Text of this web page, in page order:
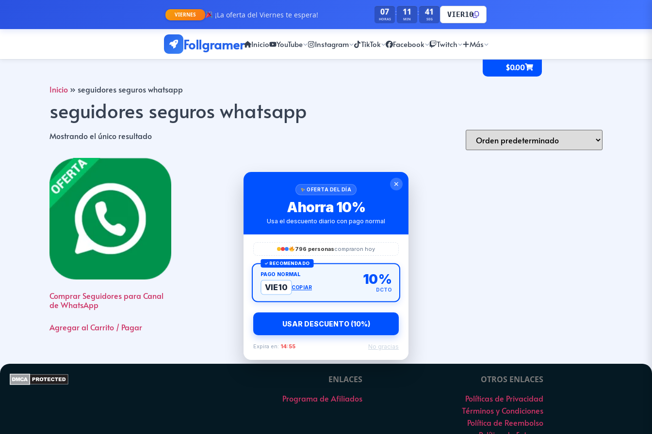
VIERNES ¡La oferta del Viernes te espera! 07
HORAS
: 11
MIN
: 41
SEG
VIER10
Follgramer Inicio YouTube Instagram TikTok Facebook Twitch Más
$0.00
Inicio » seguidores seguros whatsapp
seguidores seguros whatsapp
Mostrando el único resultado
Comprar Seguidores para Canal
de WhatsApp
Agregar al Carrito / Pagar
ENLACES
Programa de Afiliados
OTROS ENLACES
Políticas de Privacidad
Términos y Condiciones
Política de Reembolso
✕
OFERTA DEL DÍA
Ahorra 10%
Usa el descuento diario con pago normal
796 personascompraron hoy
✓ RECOMENDADO
PAGO NORMAL
VIE10 COPIAR
10%
DCTO
USAR DESCUENTO (10%)
Expira en: 14:54 No gracias